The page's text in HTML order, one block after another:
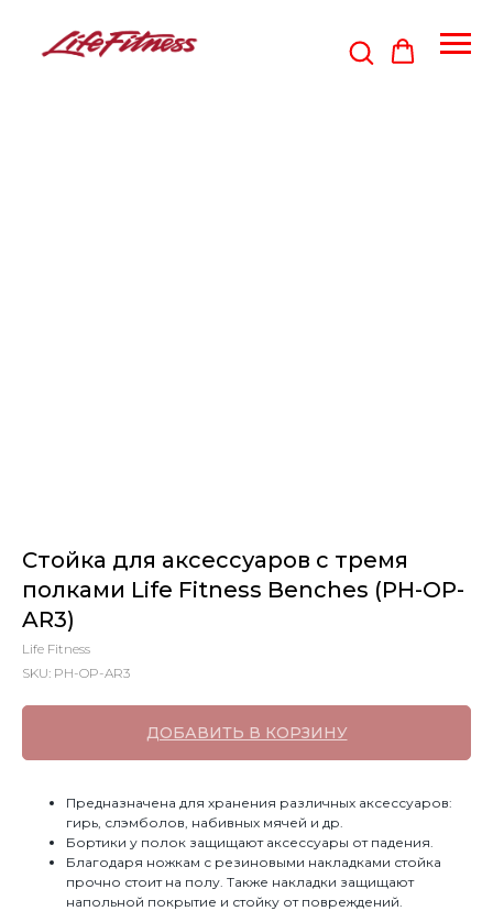
Стойка для аксессуаров с тремя
полками Life Fitness Benches (PH-OP-
AR3)
Life Fitness
SKU: PH-OP-AR3
ДОБАВИТЬ В КОРЗИНУ
Предназначена для хранения различных аксессуаров:
гирь, слэмболов, набивных мячей и др.
Бортики у полок защищают аксессуары от падения.
Благодаря ножкам с резиновыми накладками стойка
прочно стоит на полу. Также накладки защищают
напольной покрытие и стойку от повреждений.